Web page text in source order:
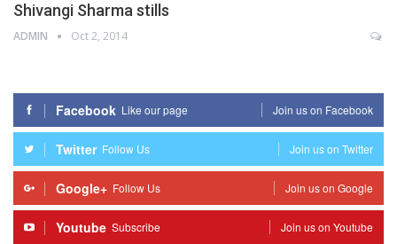
Shivangi Sharma stills
ADMIN Oct 2, 2014
Facebook Like our page Join us on Facebook
Twitter Follow Us Join us on Twitter
Google+ Follow Us Join us on Google
Youtube Subscribe Join us on Youtube